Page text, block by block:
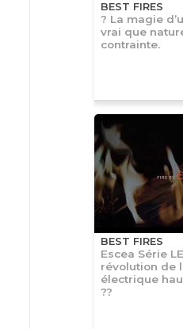
BEST FIRES
? La magie
vrai que
contrainte.
BEST FIRES
Escea Série
révolution de
électrique
??